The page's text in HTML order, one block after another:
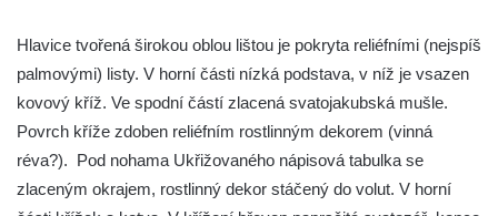
Pavla v Jeníkově
Kříž na návsi v Jeníkově
Kříž na křižovatce v Teplické ulici v Lahošti
Kříž na rozcestí u domu čp. 123 v
Hlavice tvořená širokou oblou lištou je pokryta reliéfními (nejspíš
palmovými) listy. V horní části nízká podstava, v níž je vsazen
kovový kříž. Ve spodní částí zlacená svatojakubská mušle.
Povrch kříže zdoben reliéfním rostlinným dekorem (vinná
réva?). Pod nohama Ukřižovaného nápisová tabulka se
zlaceným okrajem, rostlinný dekor stáčený do volut. V horní